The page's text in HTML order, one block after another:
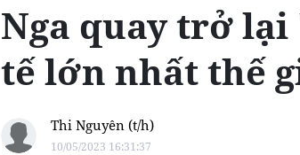
Nga quay trở
tế lớn nhất thế
Thi Nguyên (t/h)
10/05/2023 16:31:37